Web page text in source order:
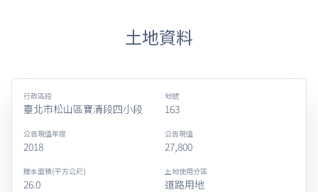
土地資料
行政區段
臺北市松山區寶清段四小段
地號
163
公告現值年度
2018
公告現值
27,800
謄本面積(平方公尺)
26.0
土地使用分區
道路用地